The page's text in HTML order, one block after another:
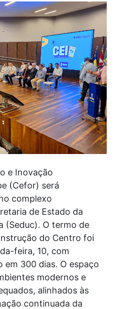
e Inovação
(Cefor) será
complexo
de Estado da
(Seduc). O termo de
do Centro foi
feira, 10, com
em 300 dias. O espaço
modernos e
alinhados às
continuada da